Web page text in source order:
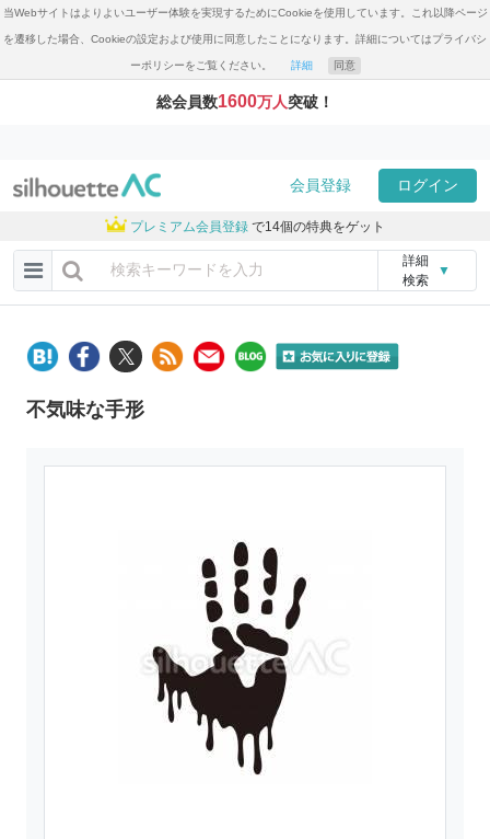
当Webサイトはよりよいユーザー体験を実現するためにCookieを使用しています。これ以降ページ
を遷移した場合、Cookieの設定および使用に同意したことになります。詳細についてはプライバシ
ーポリシーをご覧ください。 詳細 同意
総会員数1600万人突破！
会員登録 ログイン
プレミアム会員登録 で14個の特典をゲット
詳細
検索
▼
不気味な手形